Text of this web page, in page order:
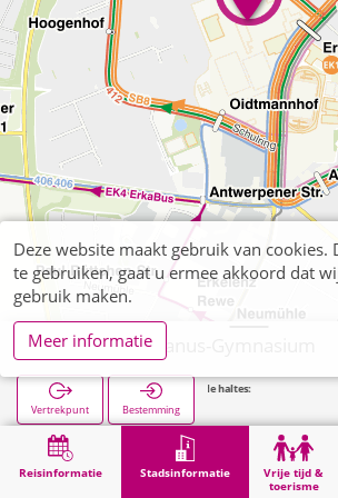
Reisinformatie Stadsinformatie
Vrije tijd &
toerisme
Erkelenz, Cusanus-Gymnasium
Vertrekpunt Bestemming
Volgende haltes:
Stadsinformatie Opleiding Erkelenz, Cusanus-Gymnasium
Deze website maakt gebruik van cookies.
te gebruiken, gaat u ermee akkoord dat
gebruik maken.
Meer informatie